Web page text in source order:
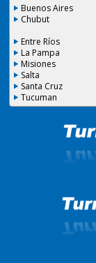
Buenos Aires
Chubut
Entre Ríos
La Pampa
Misiones
Salta
Santa Cruz
Tucuman